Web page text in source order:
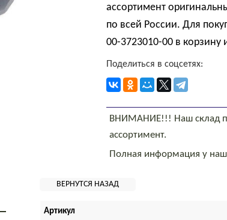
ассортимент
по всей России. Для
00-3723010-00 в корзину
Поделиться в соцсетях:
ВНИМАНИЕ!!! Наш склад
ассортимент.
Полная информация у
Артикул